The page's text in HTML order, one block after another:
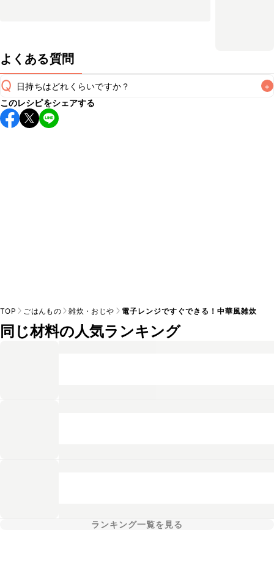
よくある質問
Q 日持ちはどれくらいですか？ +
こちらのレシピは出来たてをお召し上がりいただくことをお
すすめします。
このレシピをシェアする
TOP ごはんもの 雑炊・おじや 電子レンジですぐできる！中華風雑炊
同じ材料の人気ランキング
ランキング一覧を見る